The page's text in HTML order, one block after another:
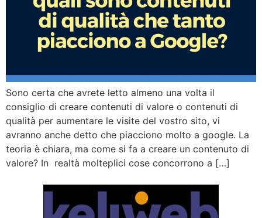
Sono certa che avrete letto almeno una volta il
consiglio di creare contenuti di valore o contenuti di
qualità per aumentare le visite del vostro sito, vi
avranno anche detto che piacciono molto a google. La
teoria è chiara, ma come si fa a creare un contenuto di
valore? In realtà molteplici cose concorrono a […]